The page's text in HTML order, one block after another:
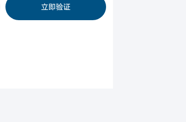
立即验证